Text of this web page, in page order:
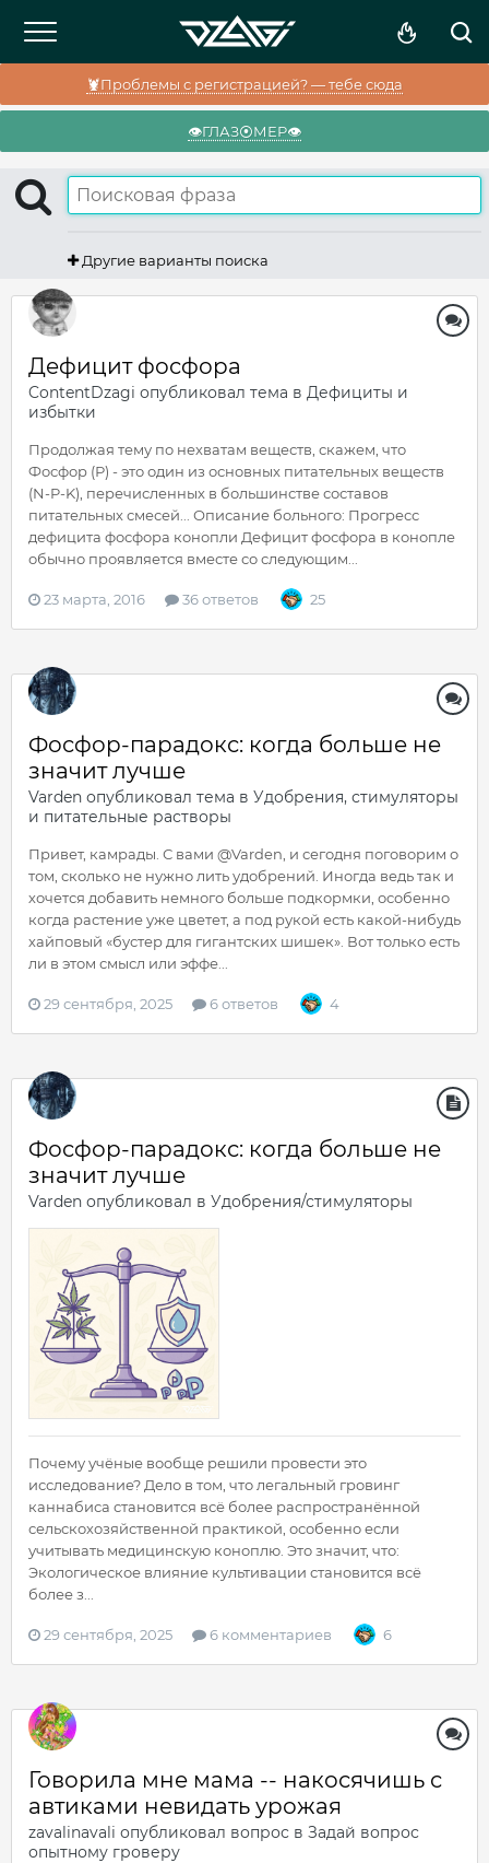
🦞Проблемы с регистрацией? — тебе сюда
👁️ГЛАЗ⦿МЕР👁️
Другие варианты поиска
Дефицит фосфора
ContentDzagi опубликовал тема в Дефициты и
избытки
Продолжая тему по нехватам веществ, скажем, что
Фосфор (Р) - это один из основных питательных веществ
(N-P-K), перечисленных в большинстве составов
питательных смесей... Описание больного: Прогресс
дефицита фосфора конопли Дефицит фосфора в конопле
обычно проявляется вместе со следующим...
23 марта, 2016 36 ответов 25
Фосфор-парадокс: когда больше не
значит лучше
Varden опубликовал тема в Удобрения, стимуляторы
и питательные растворы
Привет, камрады. С вами @Varden, и сегодня поговорим о
том, сколько не нужно лить удобрений. Иногда ведь так и
хочется добавить немного больше подкормки, особенно
когда растение уже цветет, а под рукой есть какой-нибудь
хайповый «бустер для гигантских шишек». Вот только есть
ли в этом смысл или эффе...
29 сентября, 2025 6 ответов 4
Фосфор-парадокс: когда больше не
значит лучше
Varden опубликовал в Удобрения/стимуляторы
Почему учёные вообще решили провести это
исследование? Дело в том, что легальный гровинг
каннабиса становится всё более распространённой
сельскохозяйственной практикой, особенно если
учитывать медицинскую коноплю. Это значит, что:
Экологическое влияние культивации становится всё
более з...
29 сентября, 2025 6 комментариев 6
Говорила мне мама -- накосячишь с
автиками невидать урожая
zavalinavali опубликовал вопрос в Задай вопрос
опытному гроверу